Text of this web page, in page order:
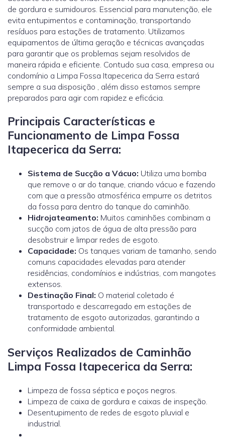
de gordura e sumidouros. Essencial para manutenção, ele
evita entupimentos e contaminação, transportando
resíduos para estações de tratamento. Utilizamos
equipamentos de última geração e técnicas avançadas
para garantir que os problemas sejam resolvidos de
maneira rápida e eficiente. Contudo sua casa, empresa ou
condomínio a Limpa Fossa Itapecerica da Serra estará
sempre a sua disposição , além disso estamos sempre
preparados para agir com rapidez e eficácia.
Principais Características e
Funcionamento de Limpa Fossa
Itapecerica da Serra:
Sistema de Sucção a Vácuo: Utiliza uma bomba
que remove o ar do tanque, criando vácuo e fazendo
com que a pressão atmosférica empurre os detritos
da fossa para dentro do tanque do caminhão.
Hidrojateamento: Muitos caminhões combinam a
sucção com jatos de água de alta pressão para
desobstruir e limpar redes de esgoto.
Capacidade: Os tanques variam de tamanho, sendo
comuns capacidades elevadas para atender
residências, condomínios e indústrias, com mangotes
extensos.
Destinação Final: O material coletado é
transportado e descarregado em estações de
tratamento de esgoto autorizadas, garantindo a
conformidade ambiental.
Serviços Realizados de Caminhão
Limpa Fossa Itapecerica da Serra:
Limpeza de fossa séptica e poços negros.
Limpeza de caixa de gordura e caixas de inspeção.
Desentupimento de redes de esgoto pluvial e
industrial.